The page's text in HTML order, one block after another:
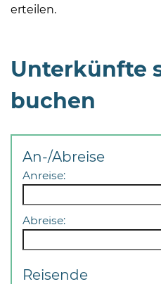
erteilen.
Unterkünfte
buchen
An-/Abreise
Anreise:
Abreise:
Reisende